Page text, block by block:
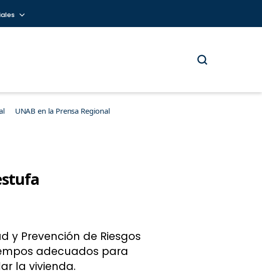
UNAB en la Prensa Regional
y Prevención de Riesgos
adecuados para
la vivienda.